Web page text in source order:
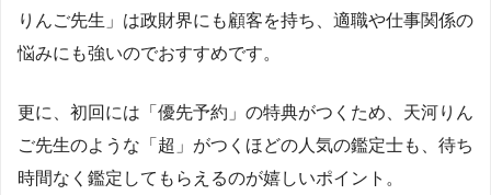
りんご先生」は政財界にも顧客を持ち、適職や仕事関係の
悩みにも強いのでおすすめです。
更に、初回には「優先予約」の特典がつくため、天河りん
ご先生のような「超」がつくほどの人気の鑑定士も、待ち
時間なく鑑定してもらえるのが嬉しいポイント。